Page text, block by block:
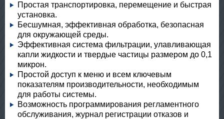
Простая транспортировка, перемещение и быстрая
установка.
Бесшумная, эффективная обработка, безопасная
для окружающей среды.
Эффективная система фильтрации, улавливающая
капли жидкости и твердые частицы размером до 0,1
микрон.
Простой доступ к меню и всем ключевым
показателям производительности, необходимым
для работы системы.
Возможность программирования регламентного
обслуживания, журнал регистрации отказов и